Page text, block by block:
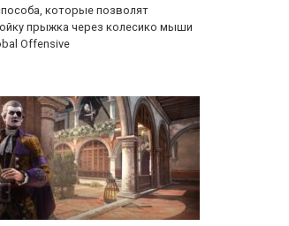
которые позволят
прыжка через колесико мыши
Offensive